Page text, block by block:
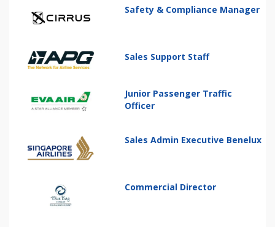
Safety & Compliance Manager
Sales Support Staff
Junior Passenger Traffic
Officer
Sales Admin Executive Benelux
Commercial Director